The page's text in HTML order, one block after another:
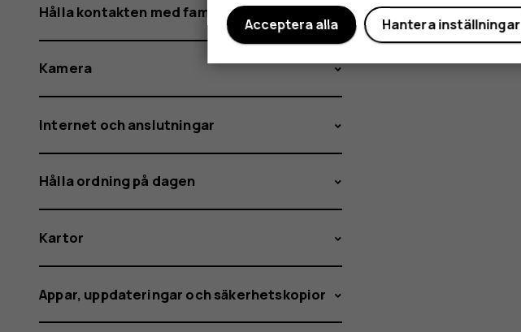
Hålla kontakten med familj och vänner
Kamera
Internet och anslutningar
Hålla ordning på dagen
Kartor
Appar, uppdateringar och säkerhetskopior
Hantera inställningar
Acceptera alla